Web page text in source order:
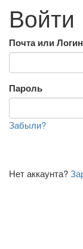
Войти
Почта или Логин
Пароль
Забыли?
Нет аккаунта?